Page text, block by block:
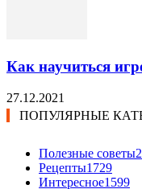
Как научиться
27.12.2021
ПОПУЛЯРНЫЕ
Полезные советы
Рецепты1729
Интересное1599